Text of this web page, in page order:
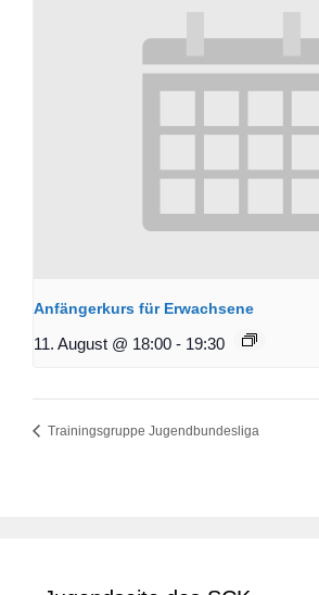
Anfängerkurs für Erwachsene
11. August @ 18:00 - 19:30
Trainingsgruppe Jugendbundesliga